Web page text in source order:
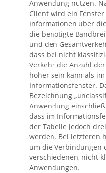
Anwendung nutzen.
Client wird ein Fenster
Informationen über
die benötigte
und den
dass bei nicht
Verkehr die Anzahl
höher sein kann als
Informationsfenster.
Bezeichnung
Anwendung
dass im
der Tabelle jedoch
werden. Bei letzteren
um die Verbindungen
verschiedenen, nicht
Anwendungen.